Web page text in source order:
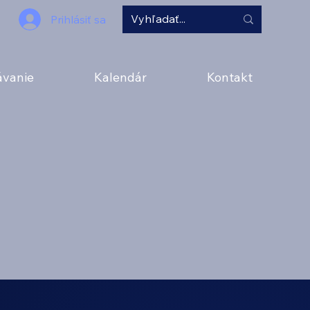
Kalendár Kontakt
Prihlásiť sa